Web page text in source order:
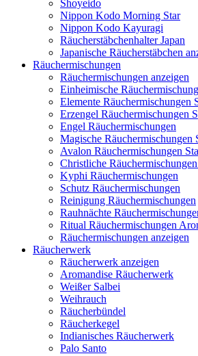
Shoyeido
Nippon Kodo Morning Star
Nippon Kodo Kayuragi
Räucherstäbchenhalter Japan
Japanische Räucherstäbchen
Räuchermischungen
Räuchermischungen anzeigen
Einheimische
Elemente Räuchermischungen
Erzengel Räuchermischungen
Engel Räuchermischungen
Magische Räuchermischungen
Avalon Räuchermischungen
Christliche
Kyphi Räuchermischungen
Schutz Räuchermischungen
Reinigung Räuchermischungen
Rauhnächte
Ritual Räuchermischungen
Räuchermischungen anzeigen
Räucherwerk
Räucherwerk anzeigen
Aromandise Räucherwerk
Weißer Salbei
Weihrauch
Räucherbündel
Räucherkegel
Indianisches Räucherwerk
Palo Santo